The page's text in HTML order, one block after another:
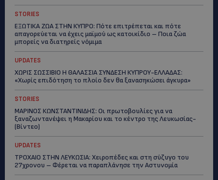
STORIES
ΕΞΩΤΙΚΑ ΖΩΑ ΣΤΗΝ ΚΥΠΡΟ: Πότε επιτρέπεται και πότε
απαγορεύεται να έχεις μαϊμού ως κατοικίδιο – Ποια ζώα
μπορείς να διατηρείς νόμιμα
UPDATES
ΧΩΡΙΣ ΣΩΣΣΙΒΙΟ Η ΘΑΛΑΣΣΙΑ ΣΥΝΔΕΣΗ ΚΥΠΡΟΥ-ΕΛΛΑΔΑΣ:
«Χωρίς επιδότηση το πλοίο δεν θα ξανασηκώσει άγκυρα»
STORIES
ΜΑΡΙΝΟΣ ΚΩΝΣΤΑΝΤΙΝΙΔΗΣ: Οι πρωτοβουλίες για να
ξαναζωντανέψει η Μακαρίου και το κέντρο της Λευκωσίας-
(Βίντεο)
UPDATES
ΤΡΟΧΑΙΟ ΣΤΗΝ ΛΕΥΚΩΣΙΑ: Χειροπέδες και στη σύζυγο του
27χρονου – Φέρεται να παραπλάνησε την Αστυνομία